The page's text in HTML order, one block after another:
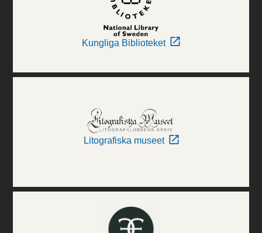
Kungliga Biblioteket
Litografiska museet